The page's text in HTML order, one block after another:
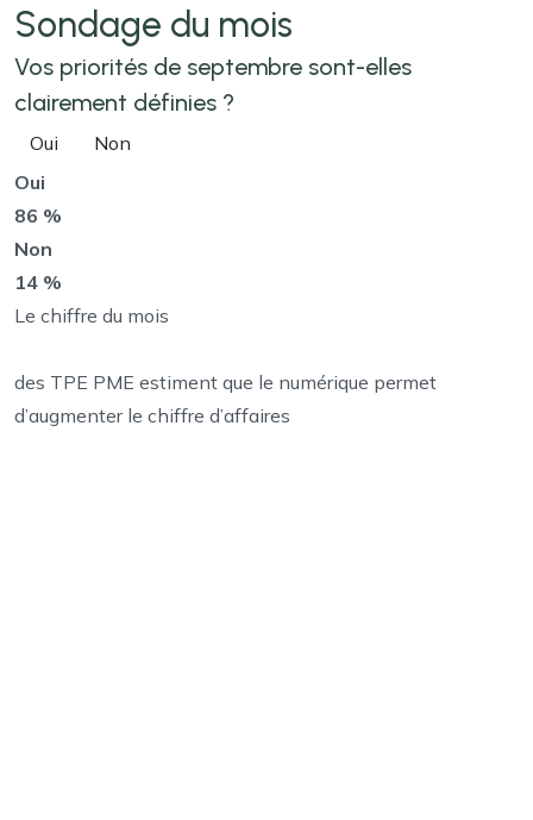
Sondage du mois
Vos priorités de septembre sont-elles
clairement définies ?
Oui
Non
Oui
86 %
Non
14 %
Le chiffre du mois
des TPE PME estiment que le numérique permet
d’augmenter le chiffre d’affaires